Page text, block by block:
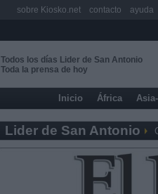
Todos los días Lider de San Antonio
Toda la prensa de hoy
Inicio África
Lider de San Antonio
sobre Kiosko.net contacto ayuda